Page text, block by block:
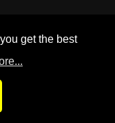
get the best